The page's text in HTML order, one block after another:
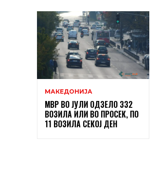
МАКЕДОНИЈА
МВР ВО ЈУЛИ ОДЗЕЛО 332
ВОЗИЛА ИЛИ ВО ПРОСЕК, ПО
11 ВОЗИЛА СЕКОЈ ДЕН